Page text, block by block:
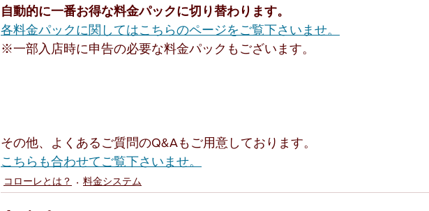
自動的に一番お得な料金パックに切り替わります。
各料金パックに関してはこちらのページをご覧下さいませ。
※一部入店時に申告の必要な料金パックもございます。
その他、よくあるご質問のQ&Aもご用意しております。
こちらも合わせてご覧下さいませ。
コローレとは？ 料金システム